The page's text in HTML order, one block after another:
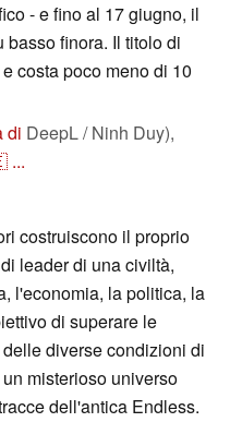
- e fino al 17 giugno, il
finora. Il titolo di
costa poco meno di 10
di DeepL / Ninh Duy),
...
costruiscono il proprio
leader di una civiltà,
l'economia, la politica, la
di superare le
diverse condizioni di
misterioso universo
dell'antica Endless.